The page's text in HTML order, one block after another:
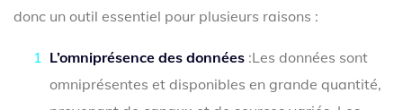
donc un outil essentiel pour plusieurs raisons :
L’omniprésence des données :Les données sont
omniprésentes et disponibles en grande quantité,